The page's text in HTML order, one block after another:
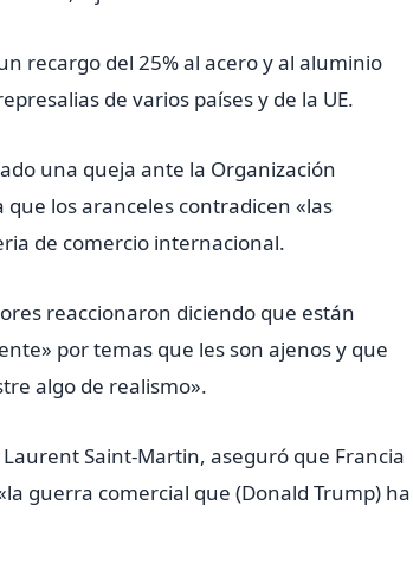
recargo del 25% al acero y al aluminio
de varios países y de la UE.
una queja ante la Organización
los aranceles contradicen «las
de comercio internacional.
reaccionaron diciendo que están
por temas que les son ajenos y que
algo de realismo».
Saint-Martin, aseguró que Francia
guerra comercial que (Donald Trump) ha